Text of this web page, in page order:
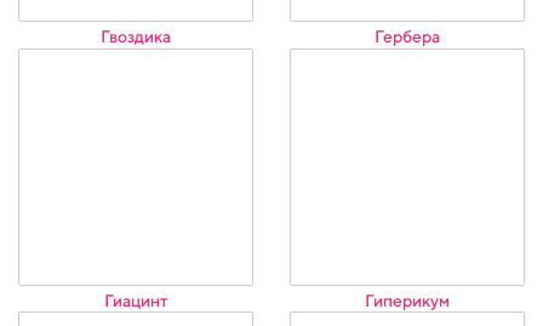
Гвоздика Гербера
Гиацинт Гиперикум